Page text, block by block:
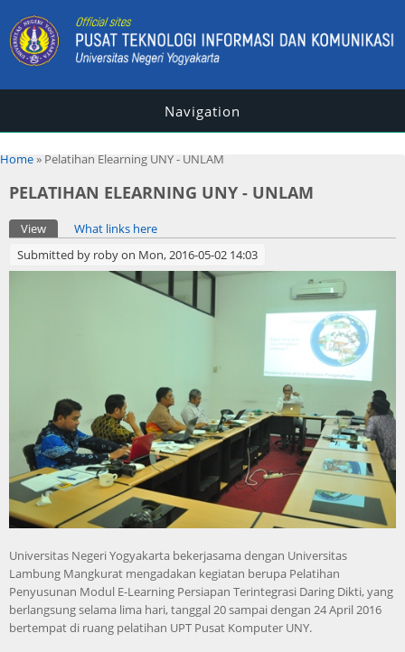
Navigation
You are here
Home» Pelatihan Elearning UNY - UNLAM
PELATIHAN ELEARNING UNY - UNLAM
Primary tabs
View (active tab)
What links here
Submitted by robyon Mon, 2016-05-02 14:03
Universitas Negeri Yogyakarta bekerjasama dengan Universitas
Lambung Mangkurat mengadakan kegiatan berupa Pelatihan
Penyusunan Modul E-Learning Persiapan Terintegrasi Daring Dikti, yang
berlangsung selama lima hari, tanggal 20 sampai dengan 24 April 2016
bertempat di ruang pelatihan UPT Pusat Komputer UNY.